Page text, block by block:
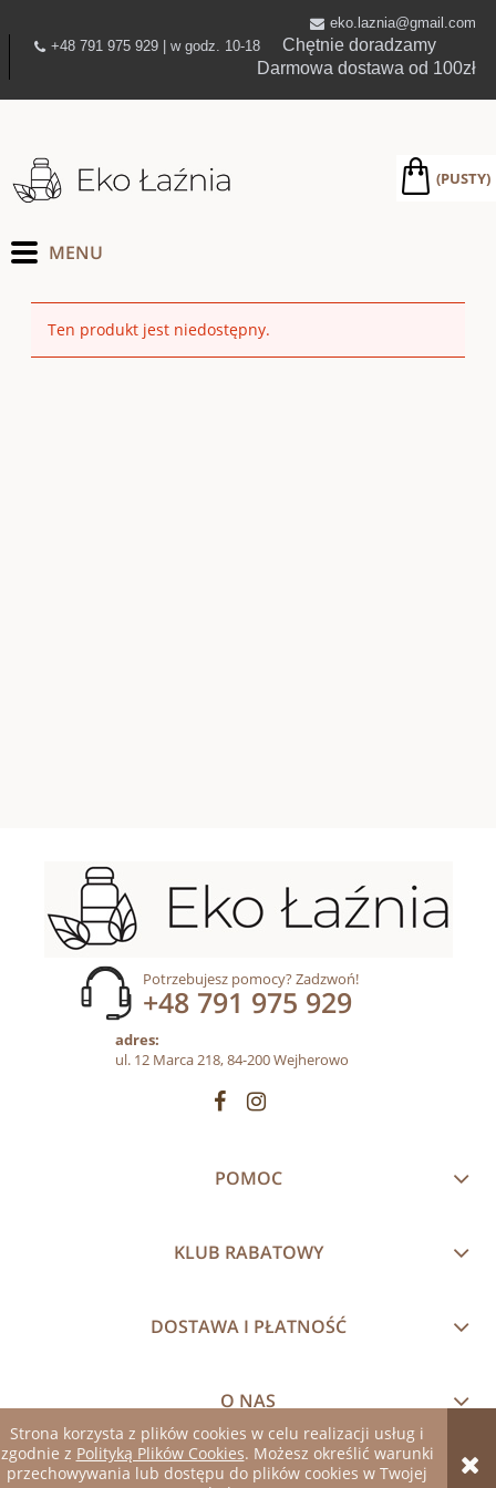
Strona korzysta z plików cookies w celu realizacji usług i
zgodnie z Polityką Plików Cookies. Możesz określić warunki
przechowywania lub dostępu do plików cookies w Twojej
eko.laznia@gmail.com
+48 791 975 929 | w godz. 10-18 Chętnie doradzamy
Darmowa dostawa od 100zł
(PUSTY)
Ten produkt jest niedostępny.
Potrzebujesz pomocy? Zadzwoń!
+48 791 975 929
adres:
ul. 12 Marca 218, 84-200 Wejherowo
POMOC
KLUB RABATOWY
DOSTAWA I PŁATNOŚĆ
O NAS
pokaż pełną wersję strony